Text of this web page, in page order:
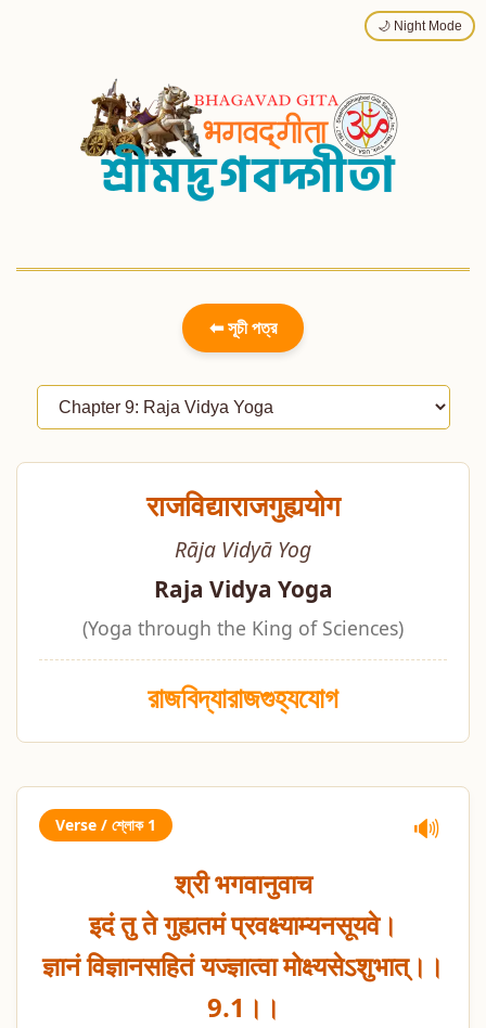
🌙 Night Mode
⬅ সূচী পত্র
राजविद्याराजगुह्ययोग
Rāja Vidyā Yog
Raja Vidya Yoga
(Yoga through the King of Sciences)
রাজবিদ্যারাজগুহ্যযোগ
Verse / শ্লোক 1 🔊
श्री भगवानुवाच
इदं तु ते गुह्यतमं प्रवक्ष्याम्यनसूयवे।
ज्ञानं विज्ञानसहितं यज्ज्ञात्वा मोक्ष्यसेऽशुभात्।।
9.1।।